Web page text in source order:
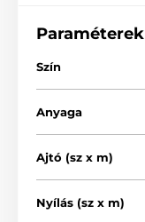
Paraméterek
Szín
Anyaga
Ajtó (sz x m)
Nyílás (sz x m)